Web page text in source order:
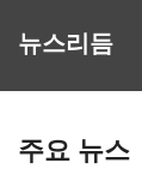
뉴스리듬
주요 뉴스